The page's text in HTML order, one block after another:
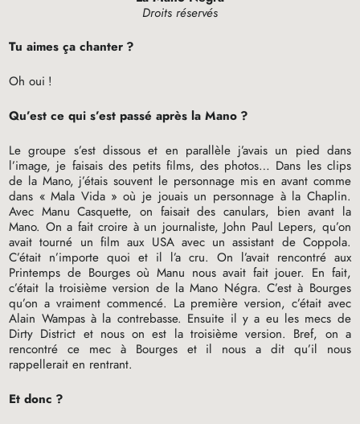
Droits réservés
Tu aimes ça chanter ?
Oh oui !
Qu’est ce qui s’est passé après la Mano ?
Le groupe s’est dissous et en parallèle j’avais un pied dans
l’image, je faisais des petits films, des photos… Dans les clips
de la Mano, j’étais souvent le personnage mis en avant comme
dans « Mala Vida » où je jouais un personnage à la Chaplin.
Avec Manu Casquette, on faisait des canulars, bien avant la
Mano. On a fait croire à un journaliste, John Paul Lepers, qu’on
avait tourné un film aux USAavec un assistant de Coppola.
C’était n’importe quoi et il l’a cru. On l’avait rencontré aux
Printemps de Bourges où Manu nous avait fait jouer. En fait,
c’était la troisième version de la Mano Négra. C’est à Bourges
qu’on a vraiment commencé. La première version, c’était avec
Alain Wampas à la contrebasse. Ensuite il y a eu les mecs de
Dirty District et nous on est la troisième version. Bref, on a
rencontré ce mec à Bourges et il nous a dit qu’il nous
rappellerait en rentrant.
Et donc ?